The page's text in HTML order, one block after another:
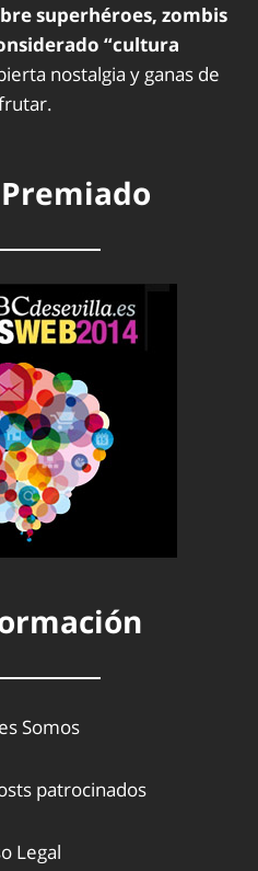
superhéroes, zombis
“cultura
nostalgia y ganas de
Somos
patrocinados
Legal